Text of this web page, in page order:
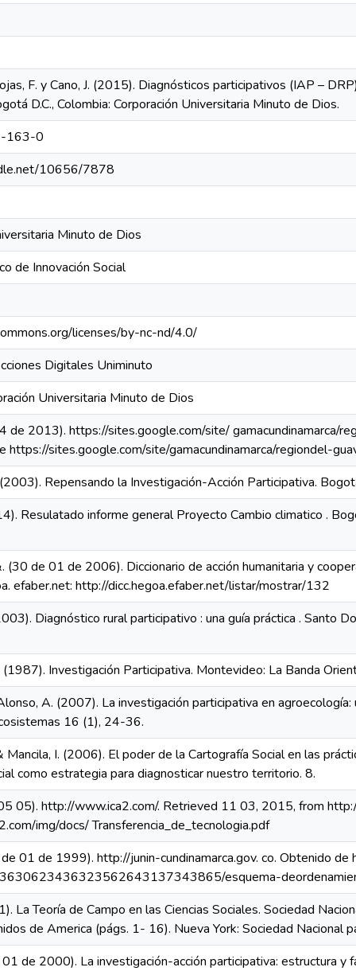
F. y Cano, J. (2015). Diagnósticos participativos (IAP –
D.C., Colombia: Corporación Universitaria Minuto de Dios.
163-0
10656/7878
Minuto de Dios
de Innovación Social
licenses/by-nc-nd/4.0/
Digitales Uniminuto
Universitaria Minuto de Dios
de 2013). https://sites.google.com/site/ gamacundinamarca/
https://sites.google.com/site/gamacundinamarca/regiondel-
Repensando la Investigación-Acción Participativa.
Resulatado informe general Proyecto Cambio climatico .
(30 de 01 de 2006). Diccionario de acción humanitaria y
efaber.net: http://dicc.hegoa.efaber.net/listar/mostrar/132
Diagnóstico rural participativo : una guía práctica . Santo
(1987). Investigación Participativa. Montevideo: La Banda
A. (2007). La investigación participativa en
16 (1), 24-36.
Mancila, I. (2006). El poder de la Cartografía Social en las
como estrategia para diagnosticar nuestro territorio. 8.
05). http://www.ica2.com/. Retrieved 11 03, 2015, from
img/docs/ Transferencia_de_tecnologia.pdf
de 01 de 1999). http://junin-cundinamarca.gov. co. Obtenido de
esquema-
La Teoría de Campo en las Ciencias Sociales. Sociedad
de America (págs. 1- 16). Nueva York: Sociedad Nacional
de 2000). La investigación-acción participativa: estructura y